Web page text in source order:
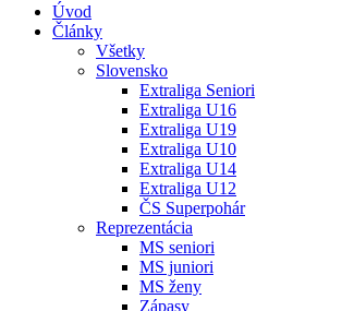
Úvod
Články
Všetky
Slovensko
Extraliga Seniori
Extraliga U16
Extraliga U19
Extraliga U10
Extraliga U14
Extraliga U12
ČS Superpohár
Reprezentácia
MS seniori
MS juniori
MS ženy
Zápasy